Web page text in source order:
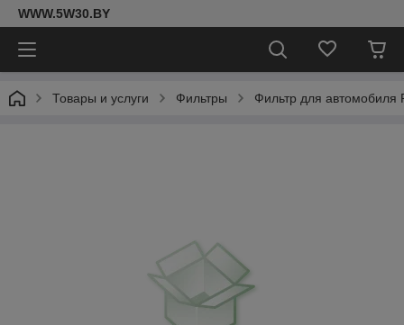
WWW.5W30.BY
Товары и услуги Фильтры Фильтр для автомобиля